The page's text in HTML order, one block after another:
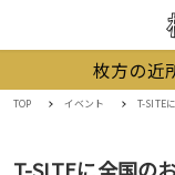
枚方の近
TOP イベント T-SITE
T-SITEに全国の